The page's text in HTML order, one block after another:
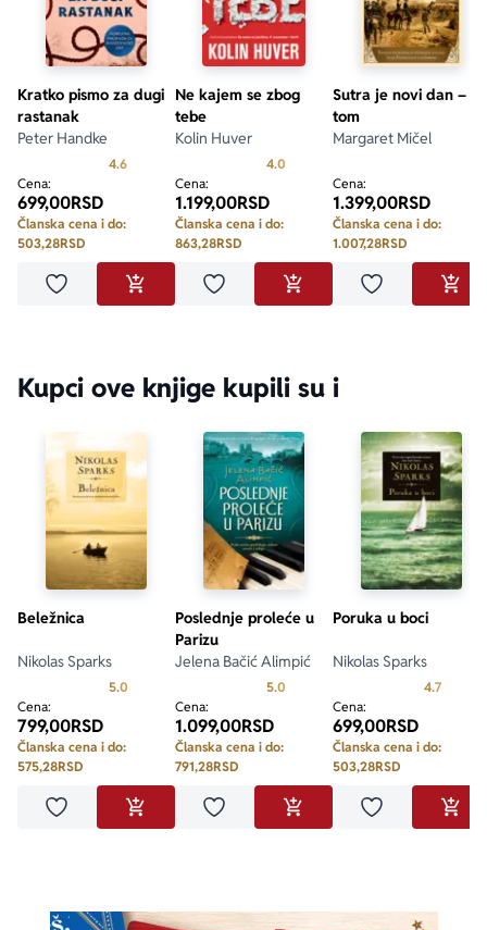
Kratko pismo za dugi
rastanak
Peter Handke
4.6Prosecna ocena je 4.6 od 5
Cena:
699,00RSD
Članska cena i do:
503,28RSD
Dodaj u omiljeneDODAJ U KORPU
Ne kajem se zbog
tebe
Kolin Huver
4.0
Cena:
1.199,00RSD
Članska cena i do:
863,28RSD
Dodaj u omiljeneDODAJ U KORPU
Sutra je novi dan – II
tom
Margaret Mičel
Cena:
1.399,00RSD
Članska cena i do:
1.007,28RSD
Dodaj u
Kupci ove knjige kupili su i
Beležnica
Nikolas Sparks
5.0 Prosecna ocena je 5.0 od 5
Cena:
799,00RSD
Članska cena i do:
575,28RSD
Dodaj u omiljeneDODAJ U KORPU
Poslednje proleće u
Parizu
Jelena Bačić Alimpić
5.0 Prosecna ocena je 5.0 od 5
Cena:
1.099,00RSD
Članska cena i do:
791,28RSD
Dodaj u omiljeneDODAJ U KORPU
Poruka u boci
Nikolas Sparks
4.7
Cena:
699,00RSD
Članska cena i do:
503,28RSD
Dodaj u